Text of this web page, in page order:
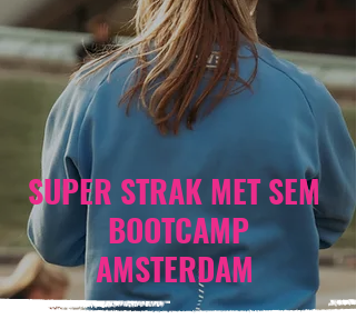
SUPER STRAK MET SEM
BOOTCAMP
AMSTERDAM